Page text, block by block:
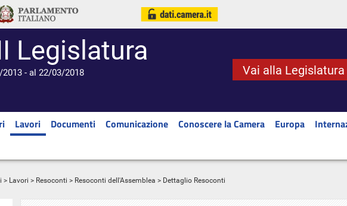
Legislatura
- al 22/03/2018 Vai alla Legislatura
Lavori Documenti Comunicazione Conoscere la Camera Europa
> Lavori > Resoconti > Resoconti dell'Assemblea > Dettaglio Resoconti